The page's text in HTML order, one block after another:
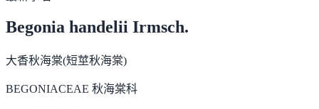
Begonia handelii Irmsch.
大香秋海棠(短莖秋海棠)
BEGONIACEAE 秋海棠科